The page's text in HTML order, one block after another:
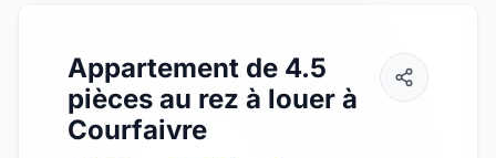
Appartement de 4.5
pièces au rez à louer à
Courfaivre